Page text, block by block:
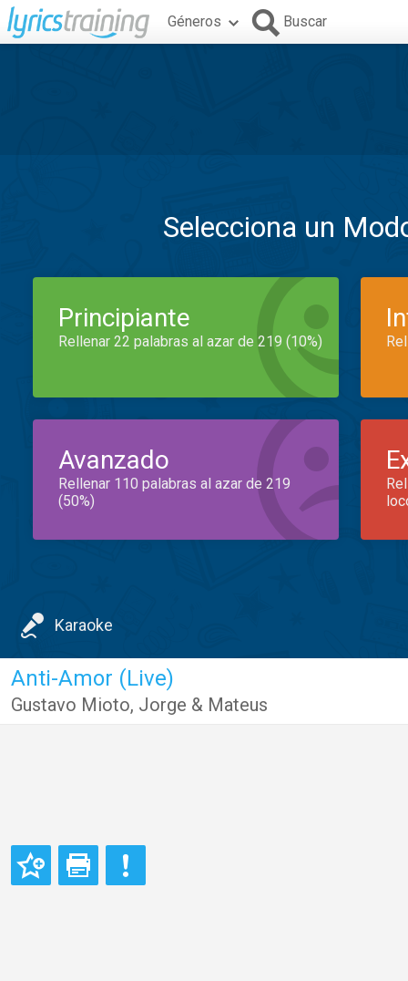
Géneros Buscar
Selecciona un
Principiante
Rellenar 22 palabras al azar de 219 (10%)
Avanzado
Rellenar 110 palabras al azar de 219
(50%)
Karaoke
Anti-Amor (Live)
Gustavo Mioto, Jorge & Mateus